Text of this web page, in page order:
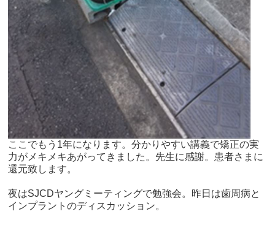
ここでもう1年になります。分かりやすい講義で矯正の実
力がメキメキあがってきました。先生に感謝。患者さまに
還元致します。
夜はSJCDヤングミーティングで勉強会。昨日は歯周病と
インプラントのディスカッション。